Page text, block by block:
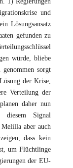
und
Lösungsansatz
gefunden zu
würde, bliebe
sorgt
der Krise,
Verteilung der
daher nun
diesem Signal
Melilla aber auch
dass kein
um Flüchtlinge
der EU-